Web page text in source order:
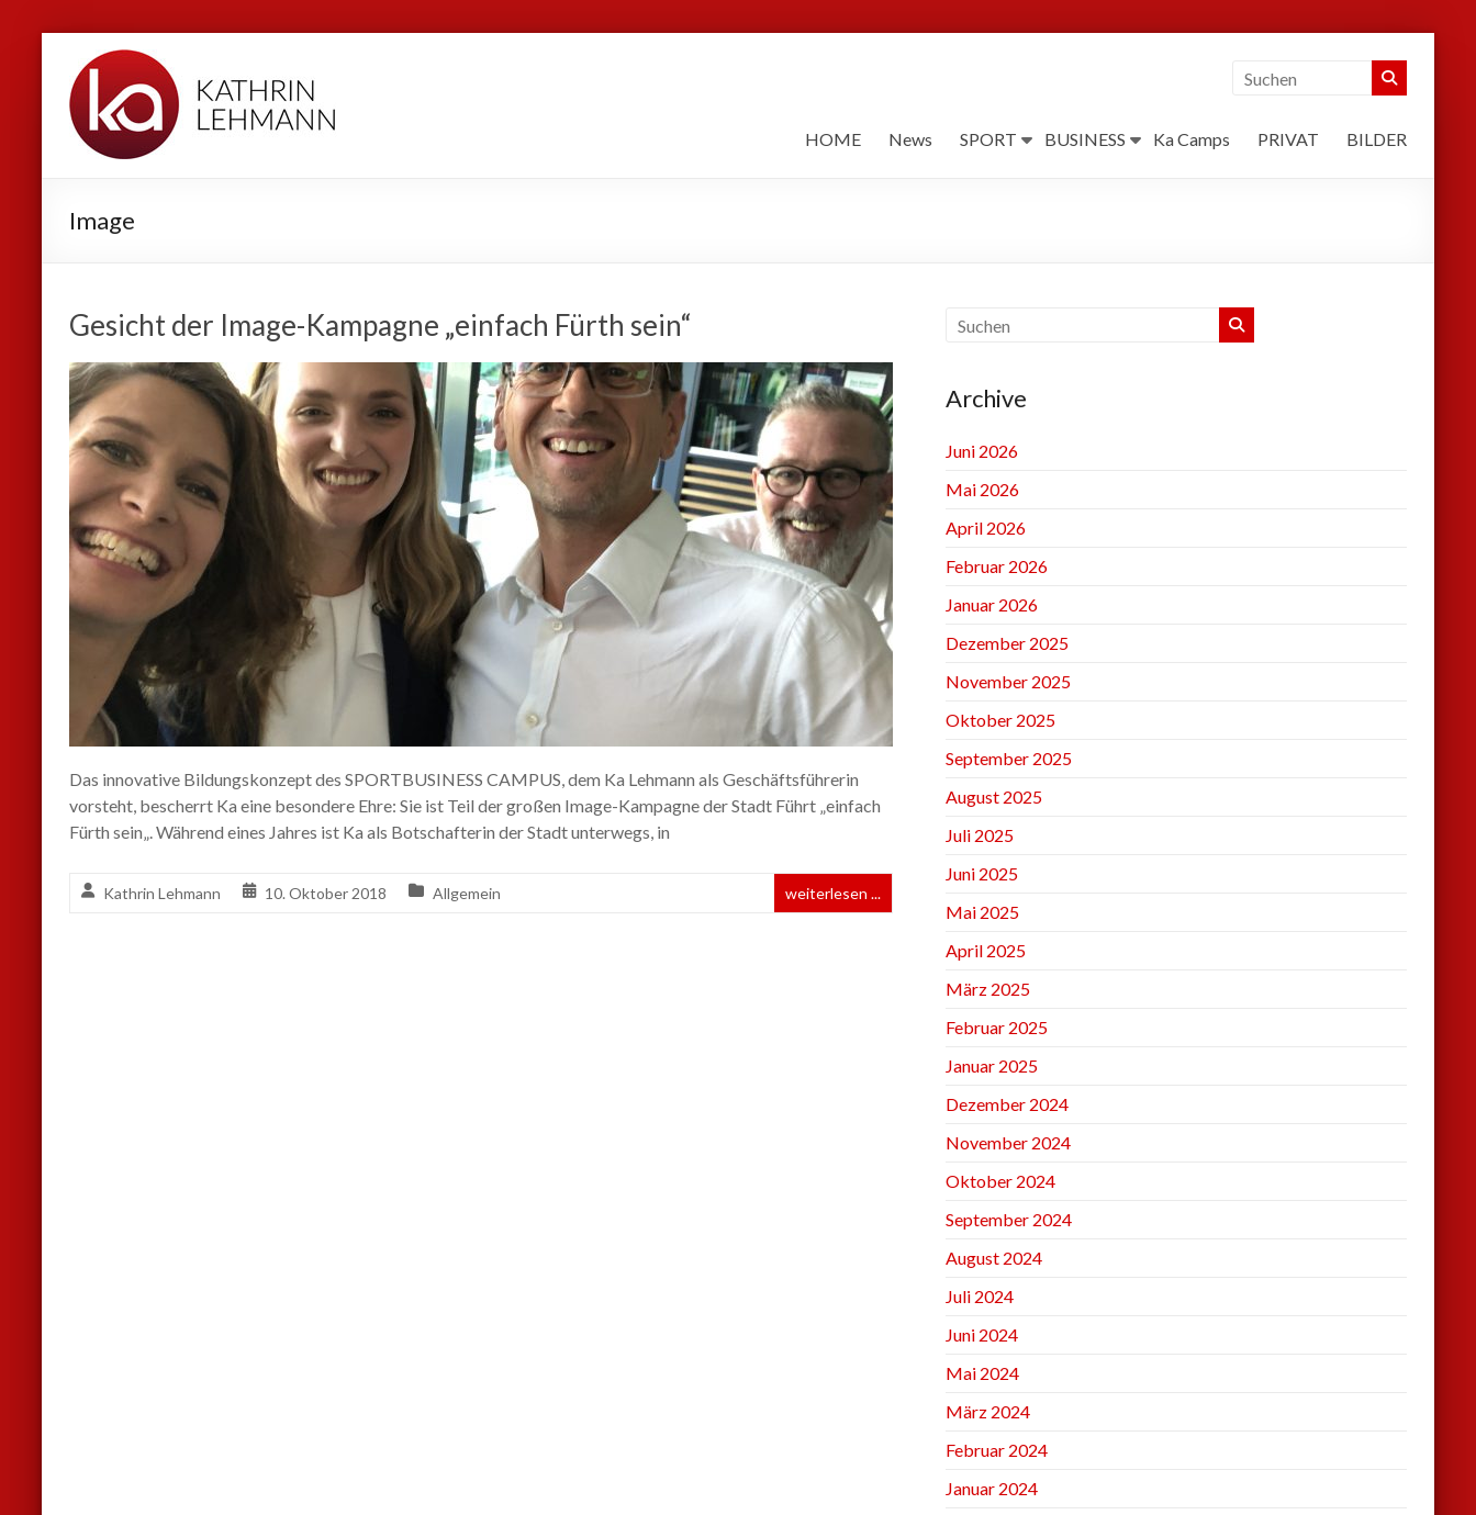
Inhalt
springen
Kathrin
Lehmann
Sport
Business
HOME News SPORT BUSINESS Ka Camps PRIVAT BILDER
Image
Gesicht der Image-Kampagne „einfach Fürth sein“
Das innovative Bildungskonzept des SPORTBUSINESS CAMPUS, dem Ka Lehmann als Geschäftsführerin
vorsteht, bescherrt Ka eine besondere Ehre: Sie ist Teil der großen Image-Kampagne der Stadt Führt „einfach
Fürth sein„. Während eines Jahres ist Ka als Botschafterin der Stadt unterwegs, in
Kathrin Lehmann 10. Oktober 2018 Allgemein weiterlesen ...
Archive
Juni 2026
Mai 2026
April 2026
Februar 2026
Januar 2026
Dezember 2025
November 2025
Oktober 2025
September 2025
August 2025
Juli 2025
Juni 2025
Mai 2025
April 2025
März 2025
Februar 2025
Januar 2025
Dezember 2024
November 2024
Oktober 2024
September 2024
August 2024
Juli 2024
Juni 2024
Mai 2024
März 2024
Februar 2024
Januar 2024